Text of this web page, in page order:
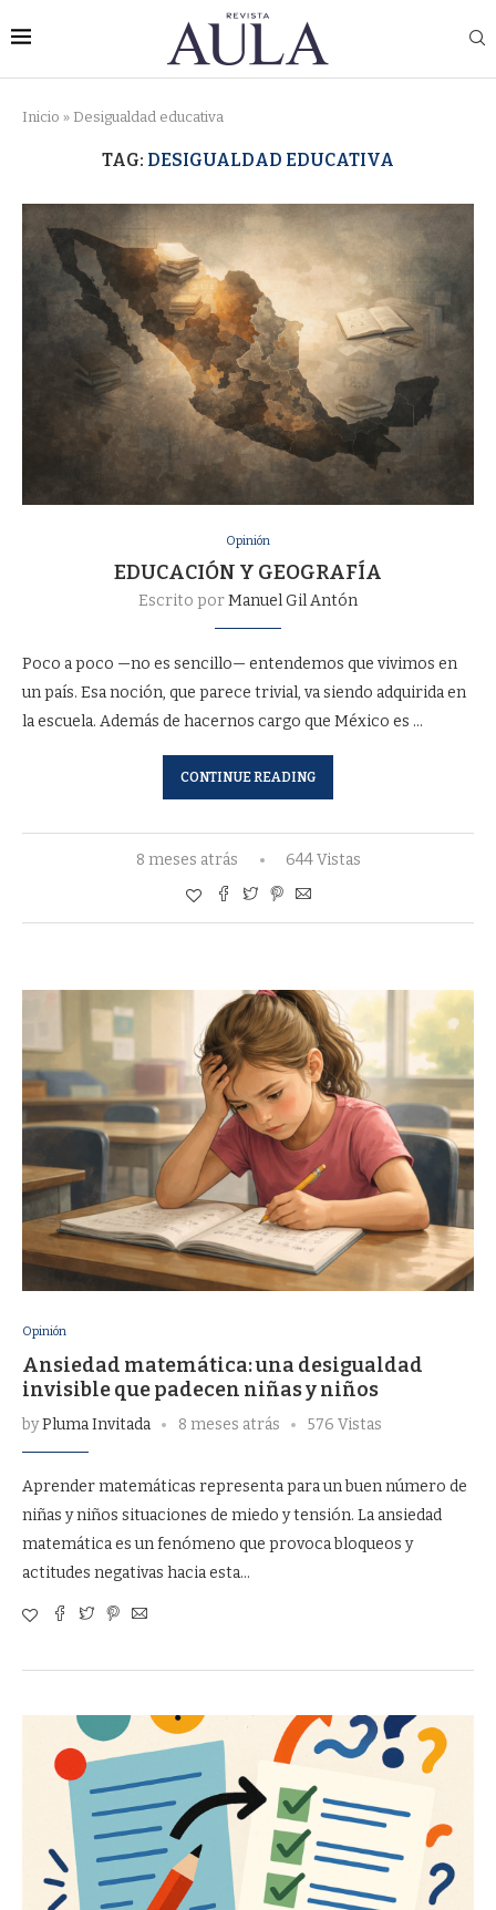
Inicio » Desigualdad educativa
TAG: DESIGUALDAD EDUCATIVA
Opinión
EDUCACIÓN Y GEOGRAFÍA
Escrito porManuel Gil Antón
Poco a poco —no es sencillo— entendemos que vivimos en
un país. Esa noción, que parece trivial, va siendo adquirida en
la escuela. Además de hacernos cargo que México es …
CONTINUE READING
8 meses atrás 644 Vistas
Opinión
Ansiedad matemática: una desigualdad
invisible que padecen niñas y niños
byPluma Invitada 8 meses atrás 576 Vistas
Aprender matemáticas representa para un buen número de
niñas y niños situaciones de miedo y tensión. La ansiedad
matemática es un fenómeno que provoca bloqueos y
actitudes negativas hacia esta…